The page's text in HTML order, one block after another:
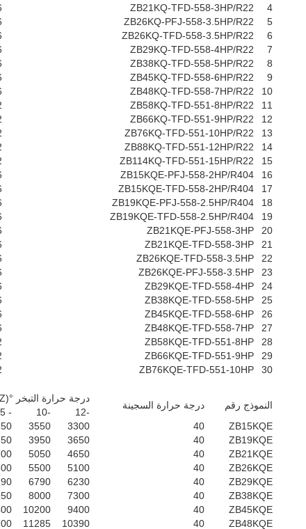
4
ZB21KQ-TFD-558-3HP/R22
5
ZB26KQ-PFJ-558-3.5HP/R22
6
ZB26KQ-TFD-558-3.5HP/R22
7
ZB29KQ-TFD-558-4HP/R22
8
ZB38KQ-TFD-558-5HP/R22
9
ZB45KQ-TFD-558-6HP/R22
10
ZB48KQ-TFD-558-7HP/R22
11
ZB58KQ-TFD-551-8HP/R22
12
ZB66KQ-TFD-551-9HP/R22
13
ZB76KQ-TFD-551-10HP/R22
14
ZB88KQ-TFD-551-12HP/R22
15
ZB114KQ-TFD-551-15HP/R22
16
ZB15KQE-PFJ-558-2HP/R404
17
ZB15KQE-TFD-558-2HP/R404
18
ZB19KQE-PFJ-558-2.5HP/R404
19
ZB19KQE-TFD-558-2.5HP/R404
20
ZB21KQE-PFJ-558-3HP
21
ZB21KQE-TFD-558-3HP
22
ZB26KQE-TFD-558-3.5HP
23
ZB26KQE-PFJ-558-3.5HP
24
ZB29KQE-TFD-558-4HP
25
ZB38KQE-TFD-558-5HP
26
ZB45KQE-TFD-558-6HP
27
ZB48KQE-TFD-558-7HP
28
ZB58KQE-TFD-551-8HP
29
ZB66KQE-TFD-551-9HP
30
ZB76KQE-TFD-551-10HP
النموذج رقم درجة حرارة السجينة
درجة حرارة التبخر °C (R22/50HZ)
-12
-10
- 5
ZB15KQE
40
3300
3550
ZB19KQE
40
3650
3950
ZB21KQE
40
4650
5050
ZB26KQE
40
5100
5500
ZB29KQE
40
6230
6790
ZB38KQE
40
7300
8000
ZB45KQE
40
9400
10200
ZB48KQE
40
10390
11285